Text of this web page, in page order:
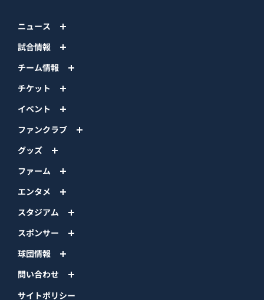
ニュース
試合情報
チーム情報
チケット
イベント
ファンクラブ
グッズ
ファーム
エンタメ
スタジアム
スポンサー
球団情報
問い合わせ
サイトポリシー